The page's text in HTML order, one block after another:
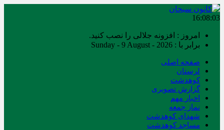
16:08:03
امروز : افزونه جلالی را نصب کنید.
برابر با : Sunday - 9 August - 2026
صفحه اصلی
لرستان
کوهدشت
گزارش تصویری
اخبار مهم
نماز جمعه
شهدای کوهدشت
مساجد کوهدشت